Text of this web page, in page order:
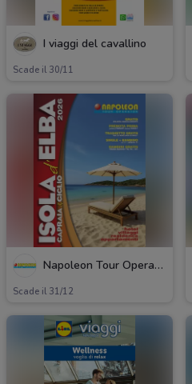
I viaggi del cavallino
Scade il 30/11
Napoleon Tour Operator
Scade il 31/12